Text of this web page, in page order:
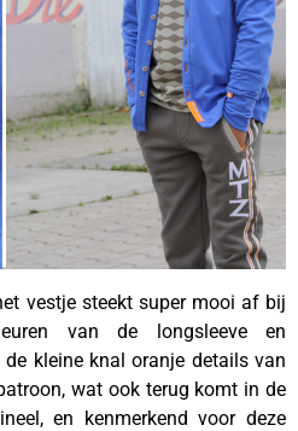
vestje steekt super mooi af bij
van de longsleeve en
kleine knal oranje details van
wat ook terug komt in de
en kenmerkend voor deze